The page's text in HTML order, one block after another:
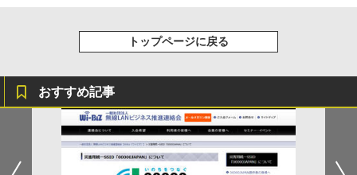
トップページに戻る
おすすめ記事